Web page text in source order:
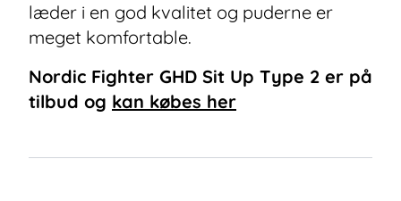
læder i en god kvalitet og puderne er
meget komfortable.
Nordic Fighter GHD Sit Up Type 2 er på
tilbud og kan købes her